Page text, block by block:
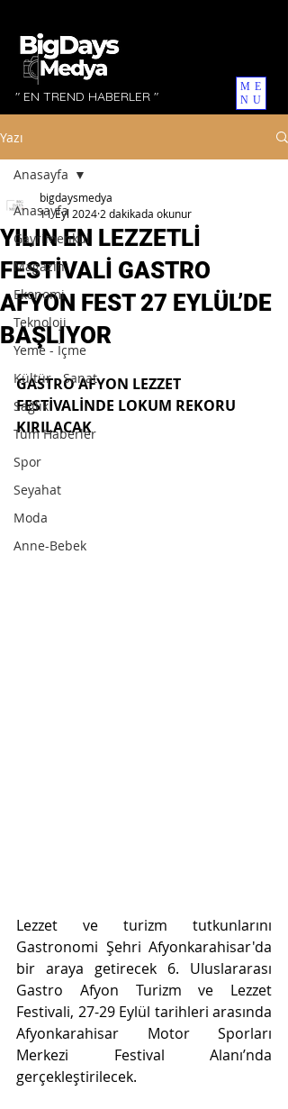
ME
NU
" EN TREND HABERLER "
Yazı
Anasayfa
Gayrimenkul
Magazin
Ekonomi
Teknoloji
Yeme - İçme
Kültür - Sanat
Sağlık
Tüm Haberler
Spor
Seyahat
Moda
Anne-Bebek
Anasayfa
YILIN EN LEZZETLİ
FESTİVALİ GASTRO
AFYON FEST 27 EYLÜL’DE
BAŞLIYOR
bigdaysmedya
11 Eyl 2024 2 dakikada okunur
GASTRO AFYON LEZZET
FESTİVALİNDE LOKUM REKORU
KIRILACAK
Lezzet ve turizm tutkunlarını
Gastronomi Şehri Afyonkarahisar'da
bir araya getirecek 6. Uluslararası
Gastro Afyon Turizm ve Lezzet
Festivali, 27-29 Eylül tarihleri arasında
Afyonkarahisar Motor Sporları
Merkezi Festival Alanı’nda
gerçekleştirilecek.